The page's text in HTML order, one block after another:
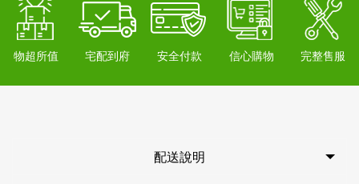
物超所值 宅配到府 安全付款 信心購物 完整售服
配送說明